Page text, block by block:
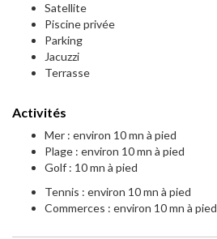
Satellite
Piscine privée
Parking
Jacuzzi
Terrasse
Activités
Mer : environ 10 mn à pied
Plage : environ 10 mn à pied
Golf : 10 mn à pied
Tennis : environ 10 mn à pied
Commerces : environ 10 mn à pied